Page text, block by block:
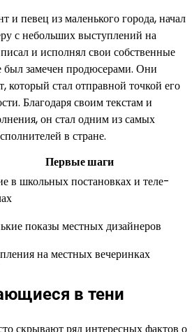
и певец из маленького города, начал
с небольших выступлений на
и исполнял свои собственные
был замечен продюсерами. Они
который стал отправной точкой его
Благодаря своим текстам и
он стал одним из самых
в стране.
Первые шаги
в школьных постановках и теле-
показы местных дизайнеров
на местных вечеринках
в тени